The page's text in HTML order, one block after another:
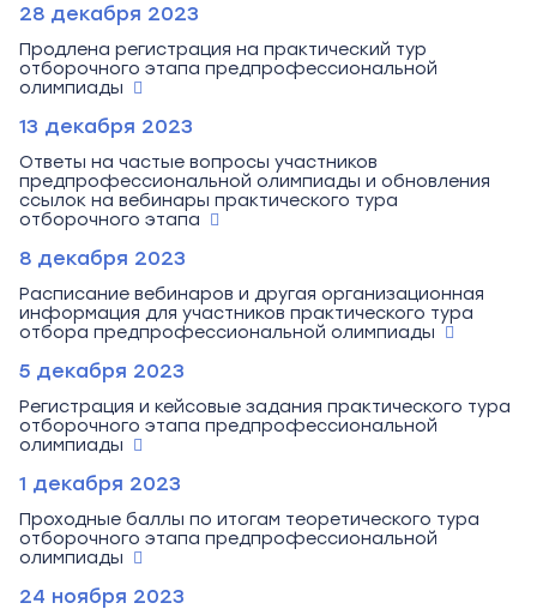
28 декабря 2023
Продлена регистрация на практический тур
отборочного этапа предпрофессиональной
олимпиады
13 декабря 2023
Ответы на частые вопросы участников
предпрофессиональной олимпиады и обновления
ссылок на вебинары практического тура
отборочного этапа
8 декабря 2023
Расписание вебинаров и другая организационная
информация для участников практического тура
отбора предпрофессиональной олимпиады
5 декабря 2023
Регистрация и кейсовые задания практического тура
отборочного этапа предпрофессиональной
олимпиады
1 декабря 2023
Проходные баллы по итогам теоретического тура
отборочного этапа предпрофессиональной
олимпиады
24 ноября 2023